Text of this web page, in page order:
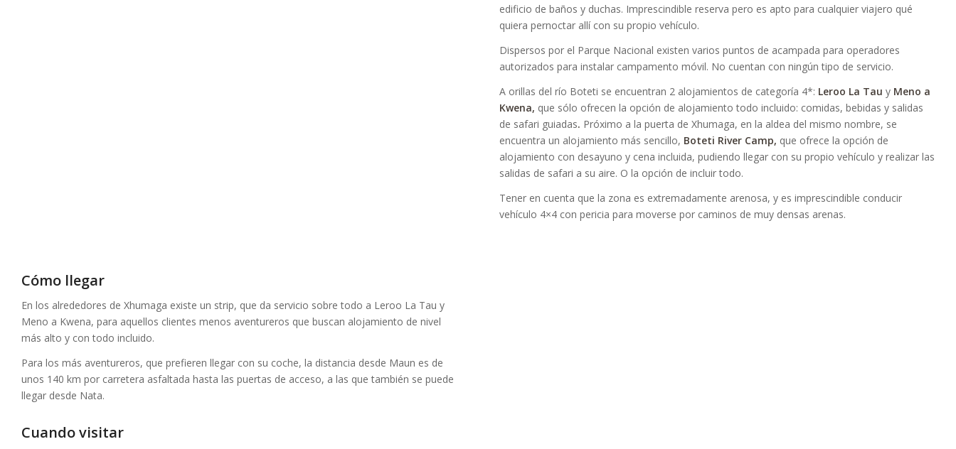
edificio de baños y duchas. Imprescindible reserva pero es apto para cualquier viajero qué
quiera pernoctar allí con su propio vehículo.
Dispersos por el Parque Nacional existen varios puntos de acampada para operadores
autorizados para instalar campamento móvil. No cuentan con ningún tipo de servicio.
A orillas del río Boteti se encuentran 2 alojamientos de categoría 4*: Leroo La Tau y Meno a
Kwena, que sólo ofrecen la opción de alojamiento todo incluido: comidas, bebidas y salidas
de safari guiadas. Próximo a la puerta de Xhumaga, en la aldea del mismo nombre, se
encuentra un alojamiento más sencillo, Boteti River Camp, que ofrece la opción de
alojamiento con desayuno y cena incluida, pudiendo llegar con su propio vehículo y realizar las
salidas de safari a su aire. O la opción de incluir todo.
Tener en cuenta que la zona es extremadamente arenosa, y es imprescindible conducir
vehículo 4×4 con pericia para moverse por caminos de muy densas arenas.
Cómo llegar
En los alrededores de Xhumaga existe un strip, que da servicio sobre todo a Leroo La Tau y
Meno a Kwena, para aquellos clientes menos aventureros que buscan alojamiento de nivel
más alto y con todo incluido.
Para los más aventureros, que prefieren llegar con su coche, la distancia desde Maun es de
unos 140 km por carretera asfaltada hasta las puertas de acceso, a las que también se puede
llegar desde Nata.
Cuando visitar